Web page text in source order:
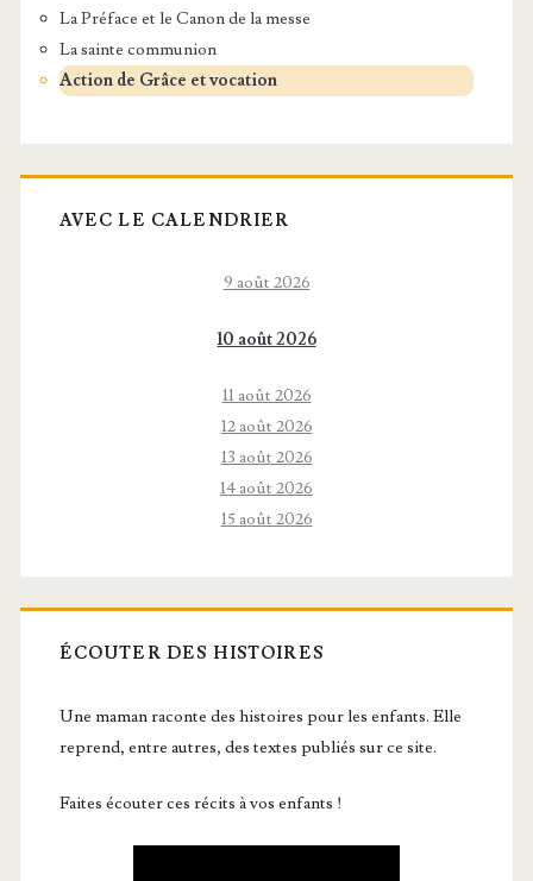
La Préface et le Canon de la messe
La sainte communion
Action de Grâce et vocation
AVEC LE CALENDRIER
9 août 2026
10 août 2026
11 août 2026
12 août 2026
13 août 2026
14 août 2026
15 août 2026
ÉCOUTER DES HISTOIRES
Une maman raconte des histoires pour les enfants. Elle
reprend, entre autres, des textes publiés sur ce site.
Faites écouter ces récits à vos enfants !